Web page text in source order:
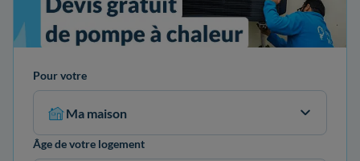
Pour votre
Ma maison
Âge de votre logement